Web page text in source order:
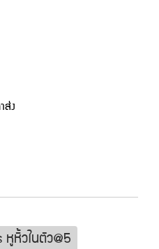
ส่ง
หูหิ้วในตัว@5